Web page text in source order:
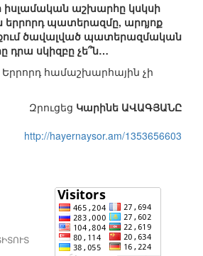
իսլամական աշխարհը կսկսի
պատերազմը, արդյոք
ծավալված պատերազմական
դրա սկիզբը չե՞ն…
Երրորդ համաշխարհային չի
Զրուցեց Կարինե ԱՎԱԳՅԱՆԸ
http://hayernaysor.am/1353656603